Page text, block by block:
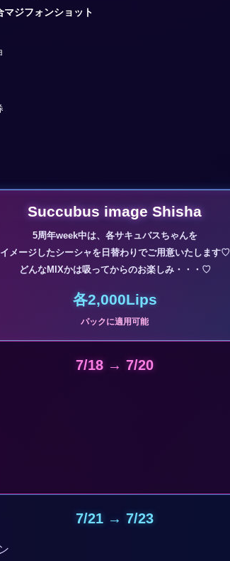
ジフォンショット
Succubus image Shisha
5周年week中は、各サキュバスちゃんを
イメージしたシーシャを日替わりでご用意いたします♡
どんなMIXかは吸ってからのお楽しみ・・・♡
各2,000Lips
パックに適用可能
7/18 → 7/20
7/21 → 7/23